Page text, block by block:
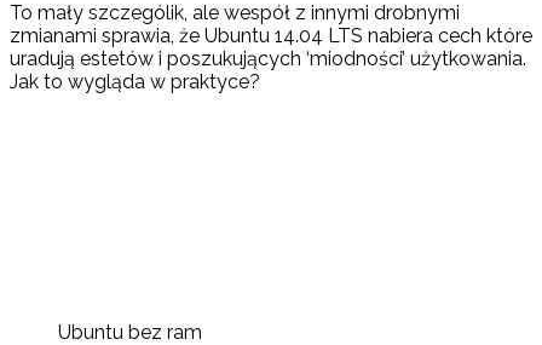
To mały szczególik, ale wespół z innymi drobnymi
zmianami sprawia, że Ubuntu 14.04 LTS nabiera cech które
uradują estetów i poszukujących ‘miodności’ użytkowania.
Jak to wygląda w praktyce?
Ubuntu bez ram